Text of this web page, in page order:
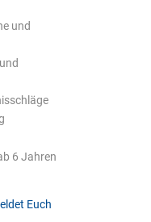
und
6 Jahren
Euch